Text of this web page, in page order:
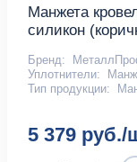
Манжета
силикон
Бренд:
Уплотнители:
Тип продукции:
5 379 руб./